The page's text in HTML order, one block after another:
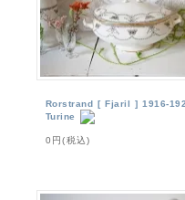
Rorstrand [ Fjaril ] 1916-
Turine
0円(税込)